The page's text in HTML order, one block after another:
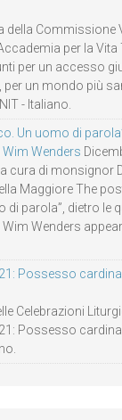
della Commissione
per la Vita
per un accesso
per un mondo più
- Italiano.
Un uomo di
Wenders
cura di monsignor
Maggiore The
di parola”, dietro le
Wenders
Possesso
Celebrazioni
Possesso